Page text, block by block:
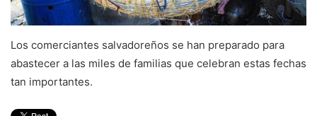
Los comerciantes salvadoreños se han preparado para
abastecer a las miles de familias que celebran estas fechas
tan importantes.